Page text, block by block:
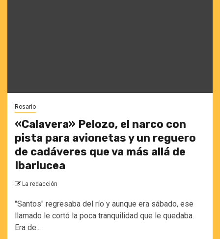
Rosario
«Calavera» Pelozo, el narco con
pista para avionetas y un reguero
de cadáveres que va más allá de
Ibarlucea
La redacción
"Santos" regresaba del río y aunque era sábado, ese
llamado le cortó la poca tranquilidad que le quedaba.
Era de...